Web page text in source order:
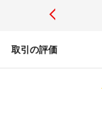
取引の評価